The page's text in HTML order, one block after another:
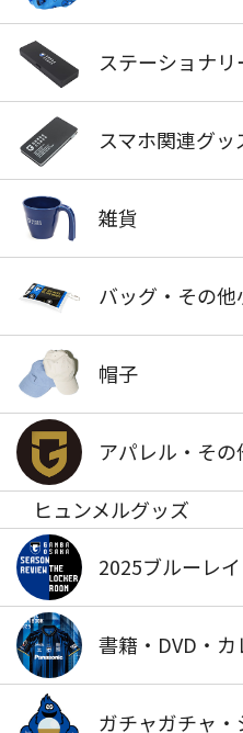
ステーショナリ
スマホ関連グッ
雑貨
バッグ・その他
帽子
アパレル・そ
ヒュンメルグッズ
2025ブルーレ
書籍・DVD・
ガチャガチャ・